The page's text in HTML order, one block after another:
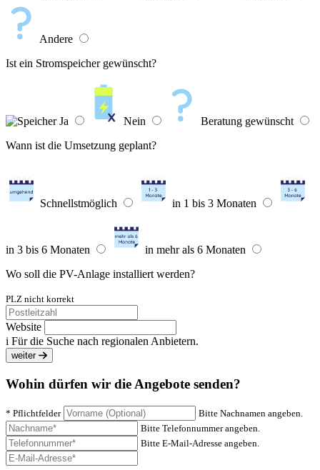
Andere
Ist ein Stromspeicher gewünscht?
Ja Nein
Beratung gewünscht
Wann ist die Umsetzung geplant?
Schnellstmöglich in 1 bis 3 Monaten
in 3 bis 6 Monaten
in mehr als 6 Monaten
Wo soll die PV-Anlage installiert werden?
PLZ nicht korrekt
Website
i Für die Suche nach regionalen Anbietern.
weiter
Wohin dürfen wir die Angebote senden?
* Pflichtfelder
Bitte Nachnamen angeben.
Bitte Telefonnummer angeben.
Bitte E-Mail-Adresse angeben.